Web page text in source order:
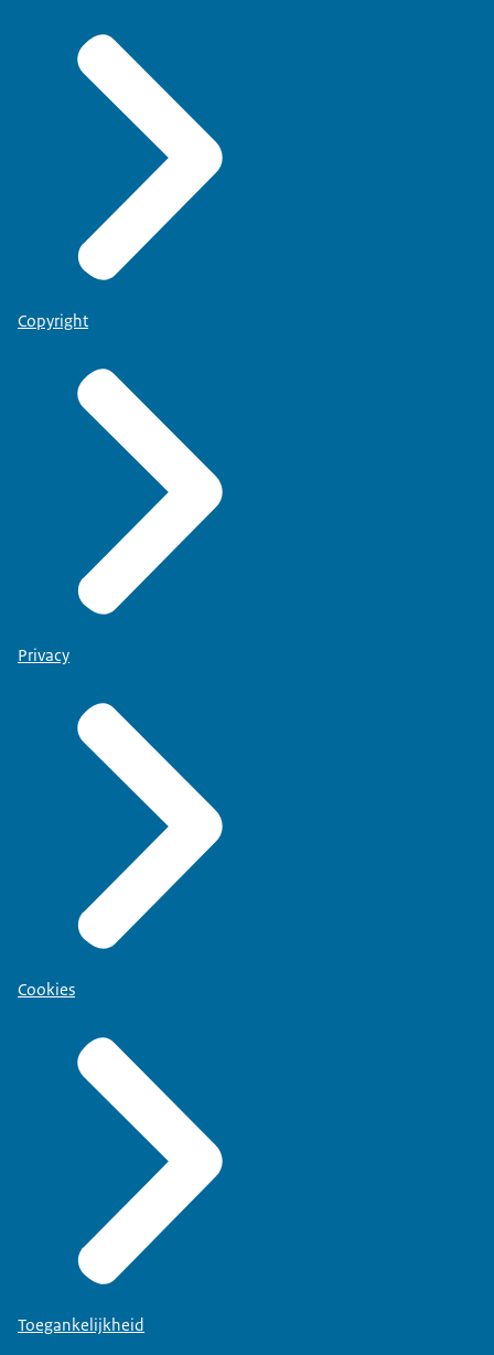
Copyright
Privacy
Cookies
Toegankelijkheid